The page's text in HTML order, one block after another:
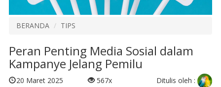
BERANDA TIPS
Peran Penting Media Sosial dalam
Kampanye Jelang Pemilu
20 Maret 2025 567x
Ditulis oleh :